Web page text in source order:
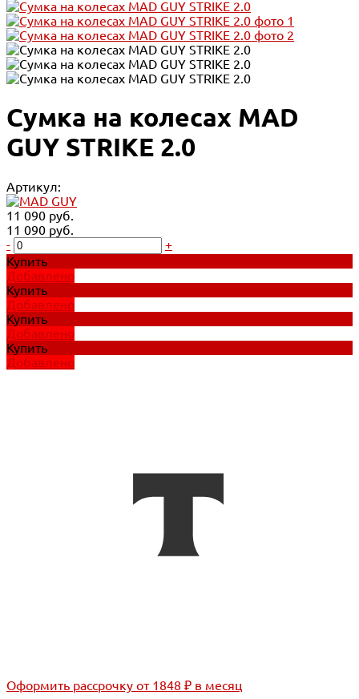
Сумка на колесах MAD
GUY STRIKE 2.0
Артикул:
11 090 руб.
11 090 руб.
-
+
Купить
Добавлено
Купить
Добавлено
Купить
Добавлено
Купить
Добавлено
Оформить рассрочку от 1848 ₽ в месяц